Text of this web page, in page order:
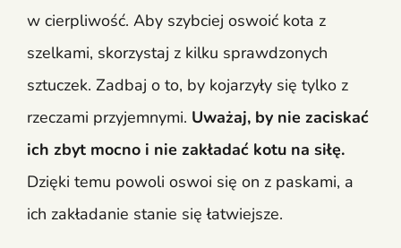
w cierpliwość. Aby szybciej oswoić kota z
szelkami, skorzystaj z kilku sprawdzonych
sztuczek. Zadbaj o to, by kojarzyły się tylko z
rzeczami przyjemnymi. Uważaj, by nie zaciskać
ich zbyt mocno i nie zakładać kotu na siłę.
Dzięki temu powoli oswoi się on z paskami, a
ich zakładanie stanie się łatwiejsze.